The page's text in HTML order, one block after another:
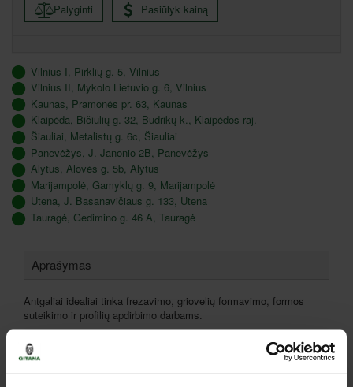
Palyginti Pasiūlyk kainą
Vilnius I, Pirklių g. 5, Vilnius
Vilnius II, Mykolo Lietuvio g. 6, Vilnius
Kaunas, Pramonės pr. 63, Kaunas
Klaipėda, Bičiulių g. 32, Budrikų k., Klaipėdos raj.
Šiauliai, Metalistų g. 6c, Šiauliai
Panevėžys, J. Janonio 2B, Panevėžys
Alytus, Alovės g. 5b, Alytus
Marijampolė, Gamyklų g. 9, Marijampolė
Utena, J. Basanavičiaus g. 133, Utena
Tauragė, Gedimino g. 46 A, Tauragė
Aprašymas
Antgaliai idealiai tinka frezavimo, griovelių formavimo, formos
suteikimo ir profilių apdirbimo darbams.
DUK